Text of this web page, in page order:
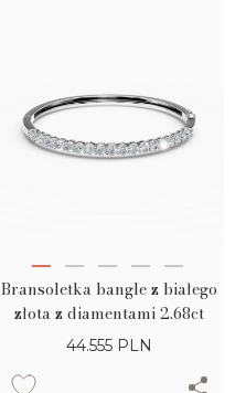
Bransoletka bangle z białego
złota z diamentami 2.68ct
44.555 PLN